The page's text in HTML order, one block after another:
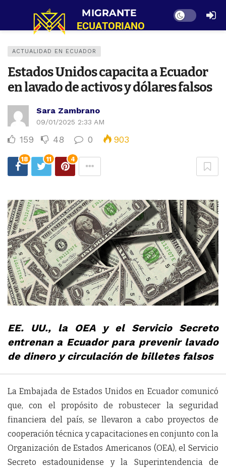
Dark mode
ACTUALIDAD EN ECUADOR
Estados Unidos capacita a Ecuador
en lavado de activos y dólares falsos
Sara Zambrano
09/01/2025 2:33 AM
159 48 0 903
18 11 4
EE. UU., la OEA y el Servicio Secreto
entrenan a Ecuador para prevenir lavado
de dinero y circulación de billetes falsos
La Embajada de Estados Unidos en Ecuador comunicó
que, con el propósito de robustecer la seguridad
financiera del país, se llevaron a cabo proyectos de
cooperación técnica y capacitaciones en conjunto con la
Organización de Estados Americanos (OEA), el Servicio
Secreto estadounidense y la Superintendencia de